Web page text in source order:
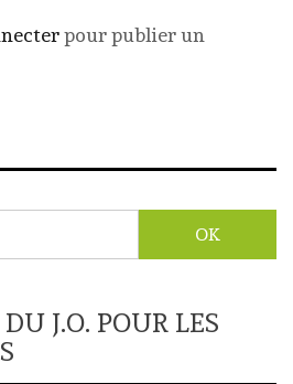
pour publier un
J.O. POUR LES